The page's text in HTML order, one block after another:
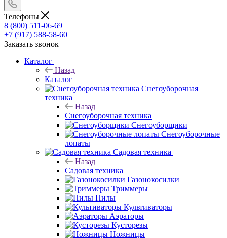
Телефоны
8 (800) 511-06-69
+7 (917) 588-58-60
Заказать звонок
Каталог
Назад
Каталог
Снегоуборочная
техника
Назад
Снегоуборочная техника
Снегоуборщики
Снегоуборочные
лопаты
Садовая техника
Назад
Садовая техника
Газонокосилки
Триммеры
Пилы
Культиваторы
Аэраторы
Кусторезы
Ножницы